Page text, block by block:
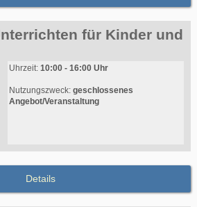
für Kinder und
Uhrzeit: 10:00 - 16:00 Uhr
Nutzungszweck: geschlossenes
Angebot/Veranstaltung
Details